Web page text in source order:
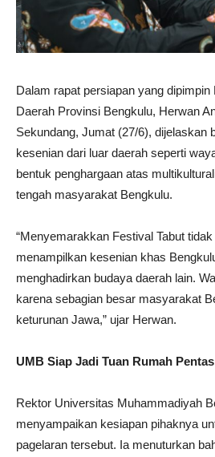
Dalam rapat persiapan yang dipimpin
Daerah Provinsi Bengkulu, Herwan
Sekundang, Jumat (27/6), dijelaskan
kesenian dari luar daerah seperti
bentuk penghargaan atas
tengah masyarakat Bengkulu.
“Menyemarakkan Festival Tabut
menampilkan kesenian khas
menghadirkan budaya daerah lain.
karena sebagian besar masyarakat
keturunan Jawa,” ujar Herwan.
UMB Siap Jadi Tuan Rumah
Rektor Universitas Muhammadiyah
menyampaikan kesiapan pihaknya
pagelaran tersebut. Ia menuturkan